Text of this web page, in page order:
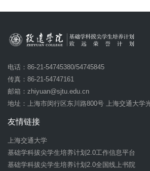
电话：86-21-54745380/54745845
传真：86-21-54747161
邮箱： zhiyuan@sjtu.edu.cn
地址：上海市闵行区东川路800号 上海交通大学
友情链接
上海交通大学
基础学科拔尖学生培养计划2.0工作信息平台
基础学科拔尖学生培养计划2.0全国线上书院